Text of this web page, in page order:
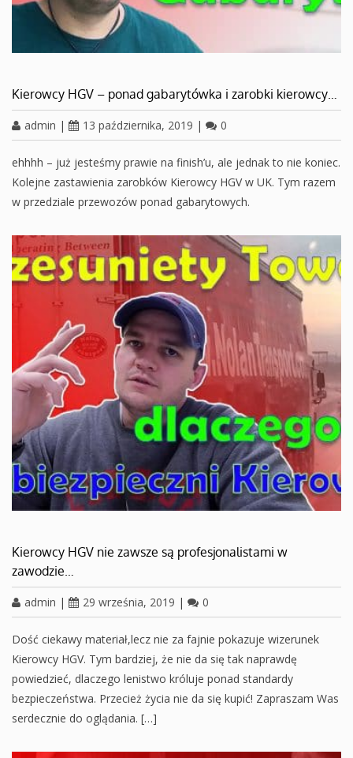
Kierowcy HGV – ponad gabarytówka i zarobki kierowcy…
admin | 13 października, 2019 | 0
ehhhh – już jesteśmy prawie na finish’u, ale jednak to nie koniec.
Kolejne zastawienia zarobków Kierowcy HGV w UK. Tym razem
w przedziale przewozów ponad gabarytowych.
Kierowcy HGV nie zawsze są profesjonalistami w
zawodzie…
admin | 29 września, 2019 | 0
Dość ciekawy materiał,lecz nie za fajnie pokazuje wizerunek
Kierowcy HGV. Tym bardziej, że nie da się tak naprawdę
powiedzieć, dlaczego lenistwo króluje ponad standardy
bezpieczeństwa. Przecież życia nie da się kupić! Zapraszam Was
serdecznie do oglądania. […]